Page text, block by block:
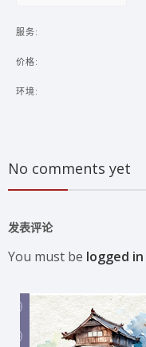
服务:
价格:
环境:
No comments yet
发表评论
You must be logged in